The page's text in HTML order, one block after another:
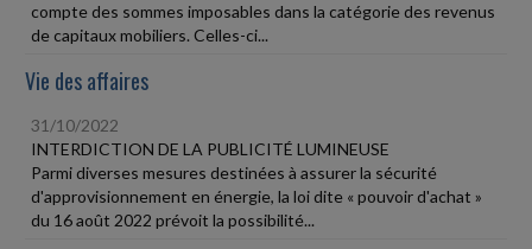
compte des sommes imposables dans la catégorie des revenus
de capitaux mobiliers. Celles-ci...
Vie des affaires
31/10/2022
INTERDICTION DE LA PUBLICITÉ LUMINEUSE
Parmi diverses mesures destinées à assurer la sécurité
d'approvisionnement en énergie, la loi dite « pouvoir d'achat »
du 16 août 2022 prévoit la possibilité...